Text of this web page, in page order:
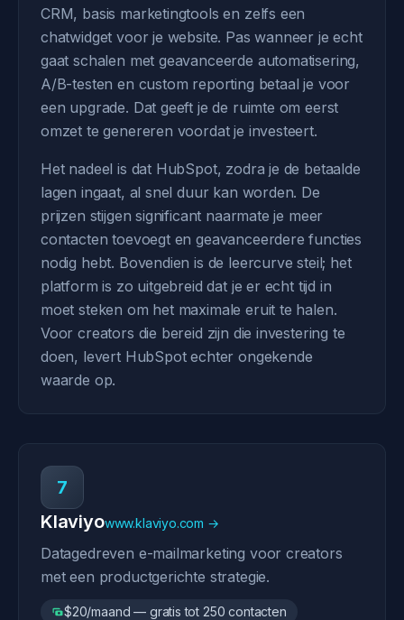
CRM, basis marketingtools en zelfs een
chatwidget voor je website. Pas wanneer je echt
gaat schalen met geavanceerde automatisering,
A/B-testen en custom reporting betaal je voor
een upgrade. Dat geeft je de ruimte om eerst
omzet te genereren voordat je investeert.
Het nadeel is dat HubSpot, zodra je de betaalde
lagen ingaat, al snel duur kan worden. De
prijzen stijgen significant naarmate je meer
contacten toevoegt en geavanceerdere functies
nodig hebt. Bovendien is de leercurve steil; het
platform is zo uitgebreid dat je er echt tijd in
moet steken om het maximale eruit te halen.
Voor creators die bereid zijn die investering te
doen, levert HubSpot echter ongekende
waarde op.
7
Klaviyowww.klaviyo.com →
Datagedreven e-mailmarketing voor creators
met een productgerichte strategie.
$20/maand — gratis tot 250 contacten